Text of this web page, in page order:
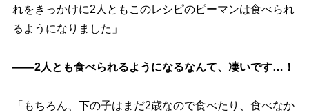
れをきっかけに2人ともこのレシピのピーマンは食べられ
るようになりました」
――2人とも食べられるようになるなんて、凄いです…！
「もちろん、下の子はまだ2歳なので食べたり、食べなか